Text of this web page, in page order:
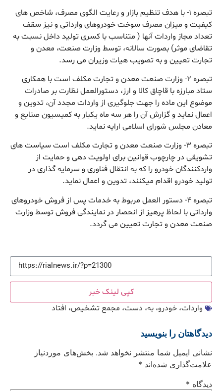
‫تبصره ۱- با هدف تنظیم بازار و رعایت الگوی مصرف، شاخص های
کیفیت و میزان مصرف سوخت خودروهای وارداتی و نیز سقف
تعداد مجاز واردات آنها ( متناسب با کسری تولید داخل نسبت به
تقاضای موثر) بصورت سالانه، توسط وزارت صنعت، معدن و
تجارت تعیین و به تصویب هیات وزیران می رسد.‬
‫تبصره ۲- وزارت صنعت معدن و تجارت مکلف است با همکاری
ستاد مبارزه با قاچاق کالا و ارز، دستورالعمل نظارت بر صادرات
موضوع این ماده را جهت جلوگیری از واردات مجدد آن، تدوین و
اعمال نماید و گزارش آن را هر سه ماه یکبار به کمیسیون صنایع و
معادن مجلس شورای اسلامی ارایه نماید.‬
‫تبصره ۳- وزارت صنعت معدن و تجارت مکلف است سیاست های
تشویقی در چارچوب قوانین برای اولویت دهی و حمایت از
واردکنندگان خودرو را که به انتقال فناوری و سرمایه گذاری در
تولید خودرو اقدام میکنند، تدوین و اعمال نماید.‬
‫تبصره ۴- دستور العمل مربوط به خدمات پس از فروش خودروهای
وارداتی با لحاظ پرهیز از انحصار در نمایندگی فروش توسط وزارت
صنعت معدن و تجارت تعیین می گردد.‬
کپی لینک خبر
واردات، خودرو، به، دست، مجمع تشخیص، افتاد
دیدگاهتان را بنویسید
نشانی ایمیل شما منتشر نخواهد شد. بخش‌های موردنیاز
علامت‌گذاری شده‌اند *
دیدگاه *